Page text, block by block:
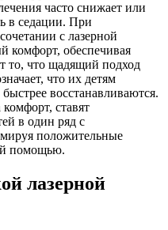
часто снижает или
в седации. При
с лазерной
комфорт, обеспечивая
то, что щадящий подход
что их детям
восстанавливаются.
ставят
в один ряд с
положительные
помощью.
лазерной